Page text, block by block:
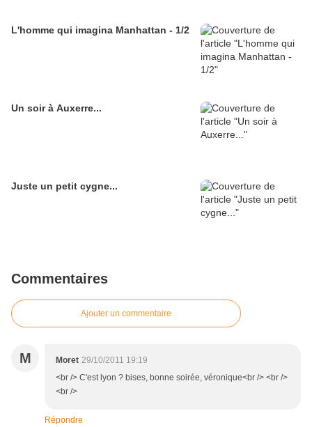
L'homme qui imagina Manhattan - 1/2
Un soir à Auxerre...
Juste un petit cygne...
Commentaires
Ajouter un commentaire
M Moret 29/10/2011 19:19
<br /> C'est lyon ? bises, bonne soirée, véronique<br /> <br />
<br />
Répondre